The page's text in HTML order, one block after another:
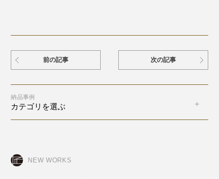
前の記事 次の記事
納品事例
カテゴリを選ぶ
NEW WORKS